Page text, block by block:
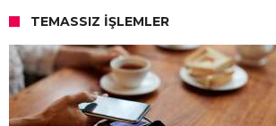
TEMASSIZ İŞLEMLER